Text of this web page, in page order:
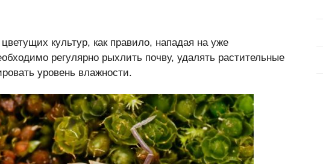
культур, как правило, нападая на уже
регулярно рыхлить почву, удалять растительные
уровень влажности.